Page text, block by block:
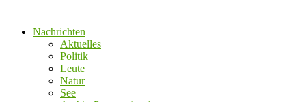
Nachrichten
Aktuelles
Politik
Leute
Natur
See